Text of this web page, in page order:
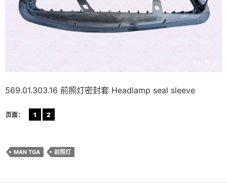
569.01.303.16 前照灯密封套 Headlamp seal sleeve
页面： 1 2
MAN TGA 前照灯